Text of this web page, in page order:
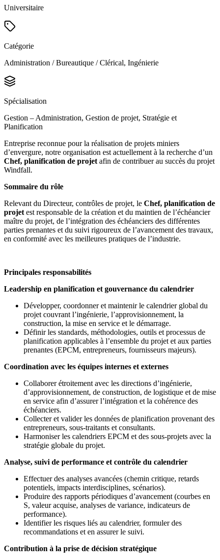
Universitaire
Catégorie
Administration / Bureautique / Clérical, Ingénierie
Spécialisation
Gestion – Administration, Gestion de projet, Stratégie et
Planification
Entreprise reconnue pour la réalisation de projets miniers
d’envergure, notre organisation est actuellement à la recherche d’un
Chef, planification de projet afin de contribuer au succès du projet
Windfall.
Sommaire du rôle
Relevant du Directeur, contrôles de projet, le Chef, planification de
projet est responsable de la création et du maintien de l’échéancier
maître du projet, de l’intégration des échéanciers des différentes
parties prenantes et du suivi rigoureux de l’avancement des travaux,
en conformité avec les meilleures pratiques de l’industrie.
Principales responsabilités
Leadership en planification et gouvernance du calendrier
Développer, coordonner et maintenir le calendrier global du
projet couvrant l’ingénierie, l’approvisionnement, la
construction, la mise en service et le démarrage.
Définir les standards, méthodologies, outils et processus de
planification applicables à l’ensemble du projet et aux parties
prenantes (EPCM, entrepreneurs, fournisseurs majeurs).
Coordination avec les équipes internes et externes
Collaborer étroitement avec les directions d’ingénierie,
d’approvisionnement, de construction, de logistique et de mise
en service afin d’assurer l’intégration et la cohérence des
échéanciers.
Collecter et valider les données de planification provenant des
entrepreneurs, sous-traitants et consultants.
Harmoniser les calendriers EPCM et des sous-projets avec la
stratégie globale du projet.
Analyse, suivi de performance et contrôle du calendrier
Effectuer des analyses avancées (chemin critique, retards
potentiels, impacts interdisciplines, scénarios).
Produire des rapports périodiques d’avancement (courbes en
S, valeur acquise, analyses de variance, indicateurs de
performance).
Identifier les risques liés au calendrier, formuler des
recommandations et en assurer le suivi.
Contribution à la prise de décision stratégique